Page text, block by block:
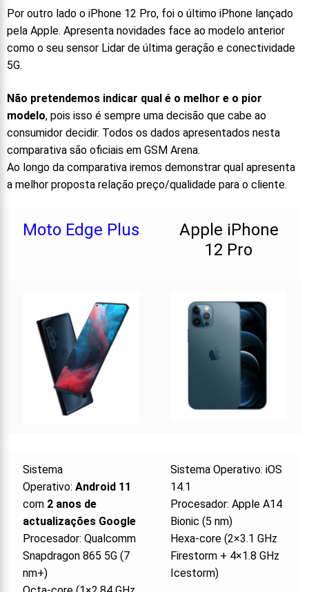
Por outro lado o iPhone 12 Pro, foi o último iPhone lançado
pela Apple. Apresenta novidades face ao modelo anterior
como o seu sensor Lidar de última geração e conectividade
5G.
Não pretendemos indicar qual é o melhor e o pior
modelo, pois isso é sempre uma decisão que cabe ao
consumidor decidir. Todos os dados apresentados nesta
comparativa são oficiais em GSM Arena.
Ao longo da comparativa iremos demonstrar qual apresenta
a melhor proposta relação preço/qualidade para o cliente.
Moto Edge Plus
Apple iPhone
12 Pro
Sistema
Operativo: Android 11
com2 anos de
actualizações Google
Procesador: Qualcomm
Snapdragon 865 5G (7
nm+)
Sistema Operativo: iOS
14.1
Procesador: Apple A14
Bionic (5 nm)
Hexa-core (2×3.1 GHz
Firestorm + 4×1.8 GHz
Icestorm)